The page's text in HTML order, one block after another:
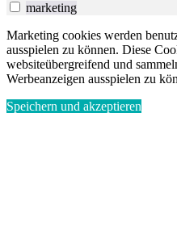
marketing
Marketing cookies werden
ausspielen zu können. Diese
websiteübergreifend und
Werbeanzeigen ausspielen zu
Speichern und akzeptieren